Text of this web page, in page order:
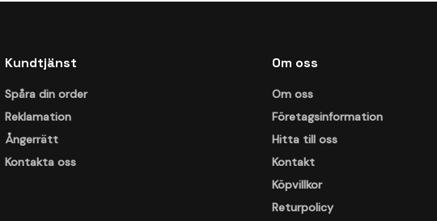
Kundtjänst
Spåra din order
Reklamation
Ångerrätt
Kontakta oss
Om oss
Om oss
Företagsinformation
Hitta till oss
Kontakt
Köpvillkor
Returpolicy